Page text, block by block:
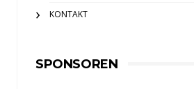
KONTAKT
SPONSOREN